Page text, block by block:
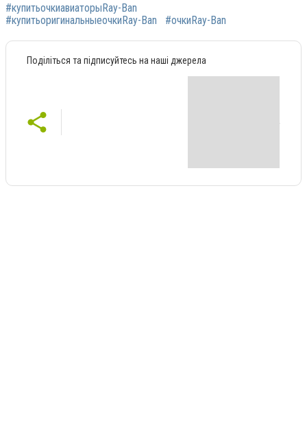
#купитьочкиавиаторыRay-Ban
#купитьоригинальныеочкиRay-Ban
#очкиRay-Ban
Поділіться та підписуйтесь на наші джерела